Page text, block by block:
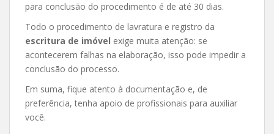
para conclusão do procedimento é de até 30 dias.
Todo o procedimento de lavratura e registro da
escritura de imóvel exige muita atenção: se
acontecerem falhas na elaboração, isso pode impedir a
conclusão do processo.
Em suma, fique atento à documentação e, de
preferência, tenha apoio de profissionais para auxiliar
você.